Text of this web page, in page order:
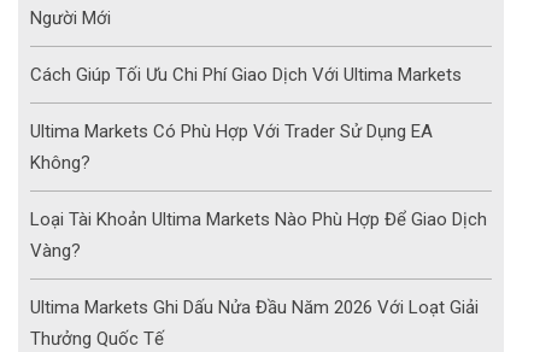
Người Mới
Cách Giúp Tối Ưu Chi Phí Giao Dịch Với Ultima Markets
Ultima Markets Có Phù Hợp Với Trader Sử Dụng EA
Không?
Loại Tài Khoản Ultima Markets Nào Phù Hợp Để Giao Dịch
Vàng?
Ultima Markets Ghi Dấu Nửa Đầu Năm 2026 Với Loạt Giải
Thưởng Quốc Tế